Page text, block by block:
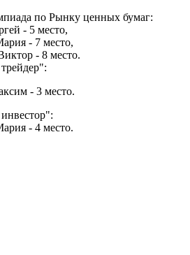
по Рынку ценных бумаг:
- 5 место,
- 7 место,
- 8 место.
- 3 место.
- 4 место.